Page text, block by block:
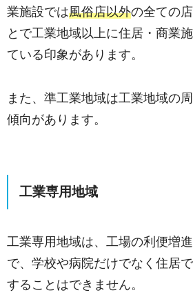
業施設では風俗店以外の全ての
とで工業地域以上に住居・商業
ている印象があります。
また、準工業地域は工業地域の
傾向があります。
工業専用地域
工業専用地域は、工場の利便増
で、学校や病院だけでなく住居
することはできません。